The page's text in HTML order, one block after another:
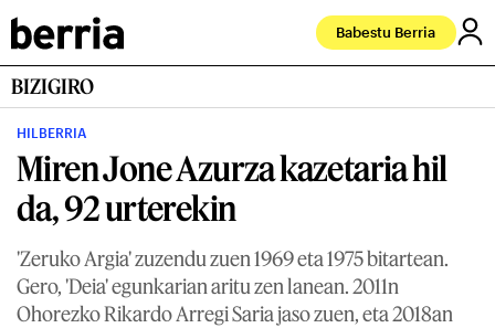
Babestu Berria
BIZIGIRO
HILBERRIA
Miren Jone Azurza kazetaria hil
da, 92 urterekin
'Zeruko Argia' zuzendu zuen 1969 eta 1975 bitartean.
Gero, 'Deia' egunkarian aritu zen lanean. 2011n
Ohorezko Rikardo Arregi Saria jaso zuen, eta 2018an